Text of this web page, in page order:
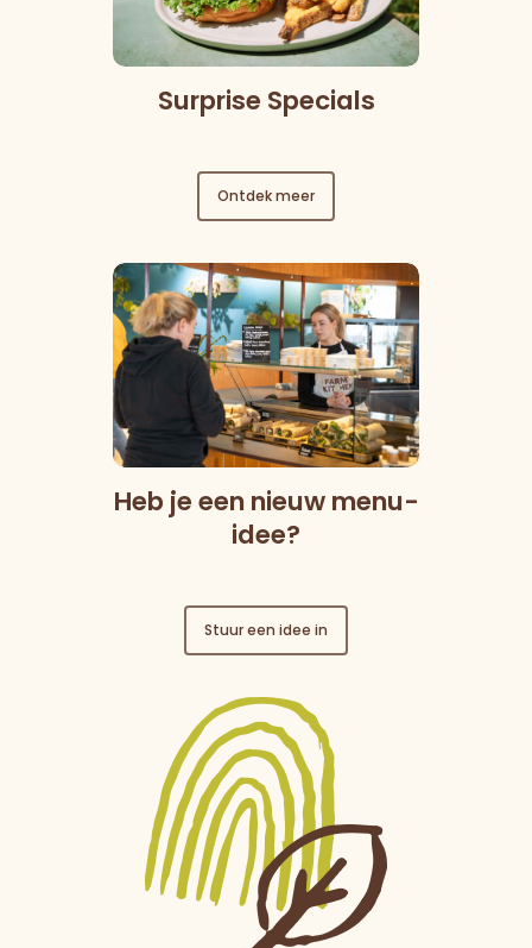
Surprise Specials
Ontdek meer
Heb je een nieuw menu-
idee?
Stuur een idee in